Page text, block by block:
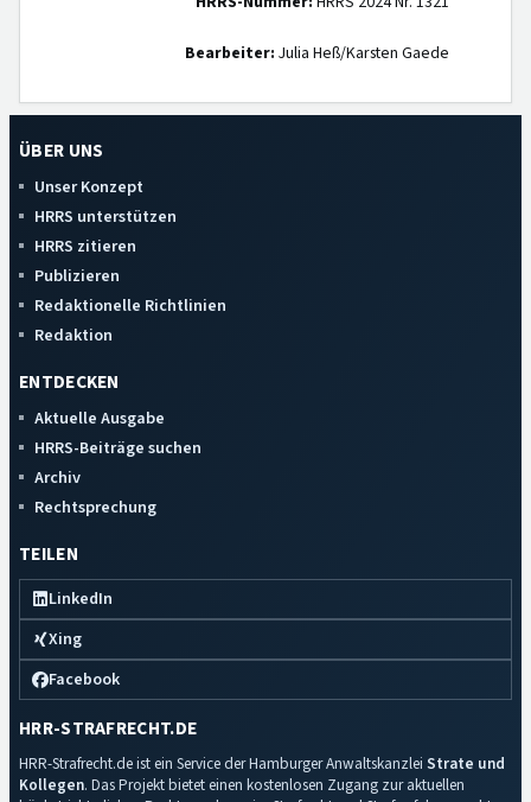
Bearbeiter: Julia Heß/Karsten Gaede
ÜBER UNS
Unser Konzept
HRRS unterstützen
HRRS zitieren
Publizieren
Redaktionelle Richtlinien
Redaktion
ENTDECKEN
Aktuelle Ausgabe
HRRS-Beiträge suchen
Archiv
Rechtsprechung
TEILEN
LinkedIn
Xing
Facebook
HRR-STRAFRECHT.DE
HRR-Strafrecht.de ist ein Service der Hamburger Anwaltskanzlei Strate und
Kollegen. Das Projekt bietet einen kostenlosen Zugang zur aktuellen